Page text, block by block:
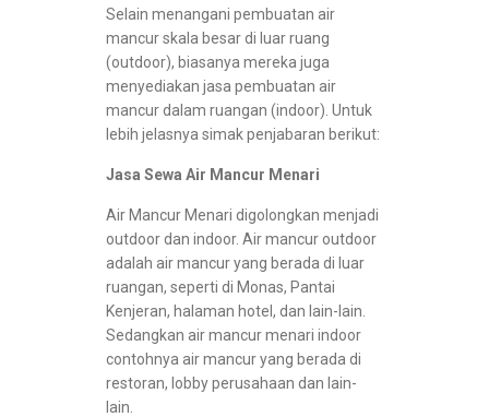
Selain menangani pembuatan air
mancur skala besar di luar ruang
(outdoor), biasanya mereka juga
menyediakan jasa pembuatan air
mancur dalam ruangan (indoor). Untuk
lebih jelasnya simak penjabaran berikut:
Jasa Sewa Air Mancur Menari
Air Mancur Menari digolongkan menjadi
outdoor dan indoor. Air mancur outdoor
adalah air mancur yang berada di luar
ruangan, seperti di Monas, Pantai
Kenjeran, halaman hotel, dan lain-lain.
Sedangkan air mancur menari indoor
contohnya air mancur yang berada di
restoran, lobby perusahaan dan lain-
lain.